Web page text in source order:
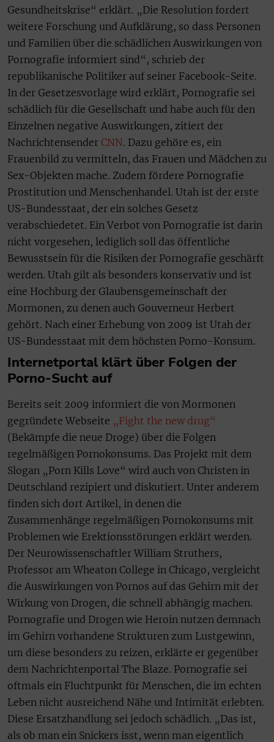
Gesundheitskrise“ erklärt. „Die Resolution fordert
weitere Forschung und Aufklärung, so dass Personen
und Familien über die schädlichen Auswirkungen von
Pornografie informiert sind“, schrieb der
republikanische Politiker auf seiner Facebook-Seite.
In der Gesetzesvorlage wird erklärt, Pornografie sei
schädlich für die Gesellschaft und habe auch für den
Einzelnen negative Auswirkungen, zitiert der
Nachrichtensender CNN. Dazu gehöre es, ein
Frauenbild zu vermitteln, das Frauen und Mädchen zu
Sex-Objekten mache. Zudem fördere Pornografie
Prostitution und Menschenhandel. Utah ist der erste
US-Bundesstaat, der ein solches Gesetz
verabschiedetet. Ein Verbot von Pornografie ist darin
nicht vorgesehen, lediglich soll das öffentliche
Bewusstsein für die Risiken der Pornografie geschärft
werden. Utah gilt als besonders konservativ und ist
eine Hochburg der Glaubensgemeinschaft der
Mormonen, zu denen auch Gouverneur Herbert
gehört. Nach einer Erhebung von 2009 ist Utah der
US-Bundesstaat mit dem höchsten Porno-Konsum.
Internetportal klärt über Folgen der
Porno-Sucht auf
Bereits seit 2009 informiert die von Mormonen
gegründete Webseite „Fight the new drug“
(Bekämpfe die neue Droge) über die Folgen
regelmäßigen Pornokonsums. Das Projekt mit dem
Slogan „Porn Kills Love“ wird auch von Christen in
Deutschland rezipiert und diskutiert. Unter anderem
finden sich dort Artikel, in denen die
Zusammenhänge regelmäßigen Pornokonsums mit
Problemen wie Erektionsstörungen erklärt werden.
Der Neurowissenschaftler William Struthers,
Professor am Wheaton College in Chicago, vergleicht
die Auswirkungen von Pornos auf das Gehirn mit der
Wirkung von Drogen, die schnell abhängig machen.
Pornografie und Drogen wie Heroin nutzen demnach
im Gehirn vorhandene Strukturen zum Lustgewinn,
um diese besonders zu reizen, erklärte er gegenüber
dem Nachrichtenportal The Blaze. Pornografie sei
oftmals ein Fluchtpunkt für Menschen, die im echten
Leben nicht ausreichend Nähe und Intimität erlebten.
Diese Ersatzhandlung sei jedoch schädlich. „Das ist,
als ob man ein Snickers isst, wenn man eigentlich